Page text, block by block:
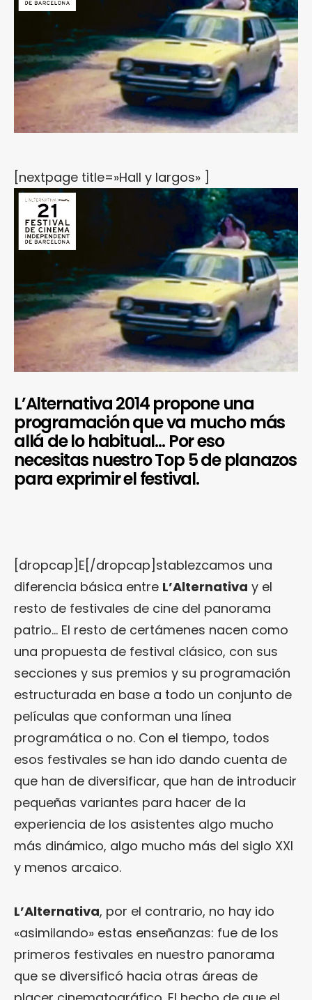
[nextpage title=»Hall y largos» ]
L’Alternativa 2014 propone una
programación que va mucho más
allá de lo habitual… Por eso
necesitas nuestro Top 5 de planazos
para exprimir el festival.
[dropcap]E[/dropcap]stablezcamos una
diferencia básica entre L’Alternativa y el
resto de festivales de cine del panorama
patrio… El resto de certámenes nacen como
una propuesta de festival clásico, con sus
secciones y sus premios y su programación
estructurada en base a todo un conjunto de
películas que conforman una línea
programática o no. Con el tiempo, todos
esos festivales se han ido dando cuenta de
que han de diversificar, que han de introducir
pequeñas variantes para hacer de la
experiencia de los asistentes algo mucho
más dinámico, algo mucho más del siglo XXI
y menos arcaico.
L’Alternativa, por el contrario, no hay ido
«asimilando» estas enseñanzas: fue de los
primeros festivales en nuestro panorama
que se diversificó hacia otras áreas de